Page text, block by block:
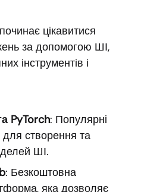
цікавитися
за допомогою ШІ,
інструментів і
PyTorch: Популярні
створення та
ШІ.
: Безкоштовна
яка дозволяє